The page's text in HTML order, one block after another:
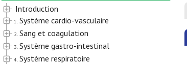
Introduction
1. Système cardio-vasculaire
2. Sang et coagulation
3. Système gastro-intestinal
4. Système respiratoire